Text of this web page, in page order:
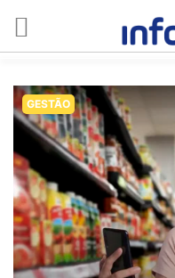
GESTÃO